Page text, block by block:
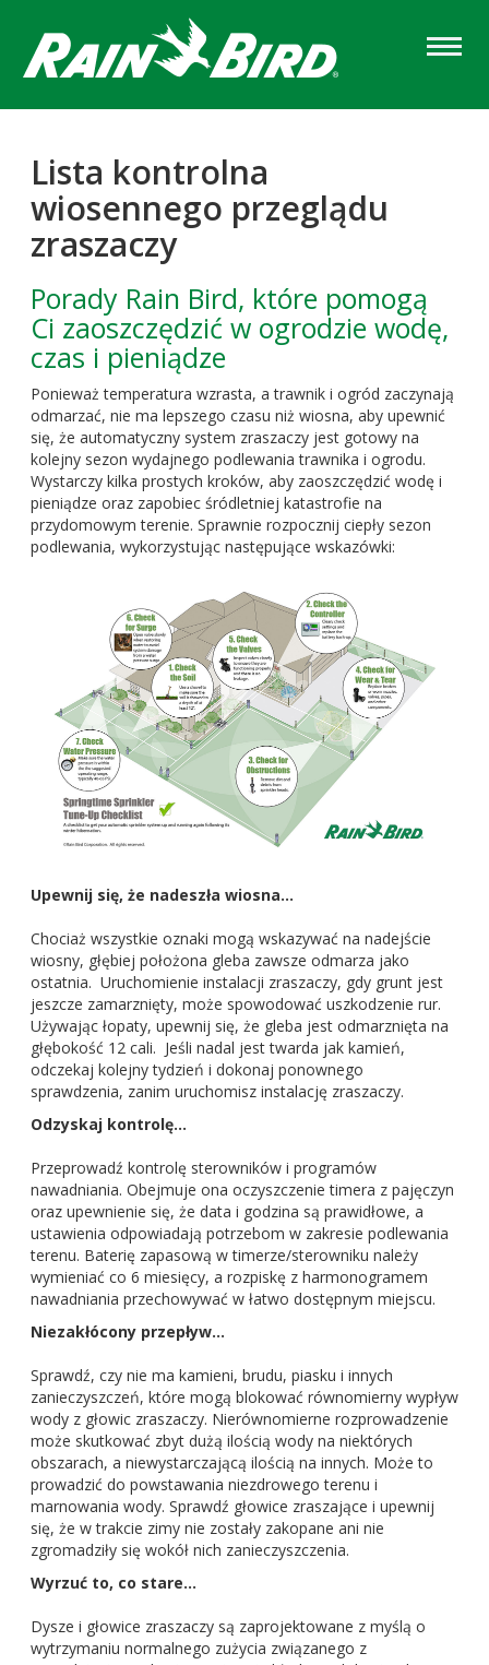
main
content
Lista kontrolna
wiosennego przeglądu
zraszaczy
Porady Rain Bird, które pomogą
Ci zaoszczędzić w ogrodzie wodę,
czas i pieniądze
Ponieważ temperatura wzrasta, a trawnik i ogród zaczynają
odmarzać, nie ma lepszego czasu niż wiosna, aby upewnić
się, że automatyczny system zraszaczy jest gotowy na
kolejny sezon wydajnego podlewania trawnika i ogrodu.
Wystarczy kilka prostych kroków, aby zaoszczędzić wodę i
pieniądze oraz zapobiec śródletniej katastrofie na
przydomowym terenie. Sprawnie rozpocznij ciepły sezon
podlewania, wykorzystując następujące wskazówki:
Upewnij się, że nadeszła wiosna…
Chociaż wszystkie oznaki mogą wskazywać na nadejście
wiosny, głębiej położona gleba zawsze odmarza jako
ostatnia. Uruchomienie instalacji zraszaczy, gdy grunt jest
jeszcze zamarznięty, może spowodować uszkodzenie rur.
Używając łopaty, upewnij się, że gleba jest odmarznięta na
głębokość 12 cali. Jeśli nadal jest twarda jak kamień,
odczekaj kolejny tydzień i dokonaj ponownego
sprawdzenia, zanim uruchomisz instalację zraszaczy.
Odzyskaj kontrolę…
Przeprowadź kontrolę sterowników i programów
nawadniania. Obejmuje ona oczyszczenie timera z pajęczyn
oraz upewnienie się, że data i godzina są prawidłowe, a
ustawienia odpowiadają potrzebom w zakresie podlewania
terenu. Baterię zapasową w timerze/sterowniku należy
wymieniać co 6 miesięcy, a rozpiskę z harmonogramem
nawadniania przechowywać w łatwo dostępnym miejscu.
Niezakłócony przepływ…
Sprawdź, czy nie ma kamieni, brudu, piasku i innych
zanieczyszczeń, które mogą blokować równomierny wypływ
wody z głowic zraszaczy. Nierównomierne rozprowadzenie
może skutkować zbyt dużą ilością wody na niektórych
obszarach, a niewystarczającą ilością na innych. Może to
prowadzić do powstawania niezdrowego terenu i
marnowania wody. Sprawdź głowice zraszające i upewnij
się, że w trakcie zimy nie zostały zakopane ani nie
zgromadziły się wokół nich zanieczyszczenia.
Wyrzuć to, co stare…
Dysze i głowice zraszaczy są zaprojektowane z myślą o
wytrzymaniu normalnego zużycia związanego z